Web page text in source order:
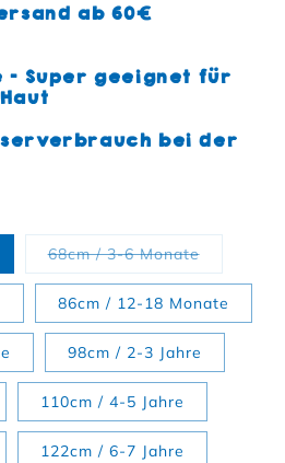
ab 60€
- Super geeignet für
bei der
68cm / 3-6 MonateVariante
86cm / 12-18 Monate
98cm / 2-3 Jahre
110cm / 4-5 Jahre
122cm / 6-7 Jahre